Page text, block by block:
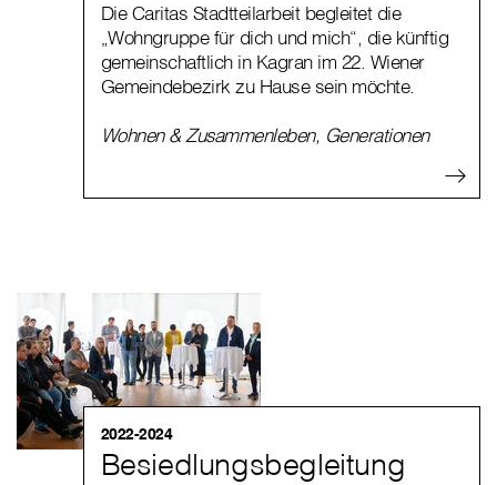
Die Caritas Stadtteilarbeit begleitet die
„Wohngruppe für dich und mich“, die künftig
gemeinschaftlich in Kagran im 22. Wiener
Gemeindebezirk zu Hause sein möchte.
Wohnen & Zusammenleben, Generationen
2022-2024
Besiedlungsbegleitung